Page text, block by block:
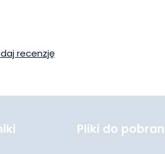
recenzję
Pliki do